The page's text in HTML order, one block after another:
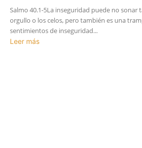
Salmo 40.1-5La inseguridad puede no sonar
orgullo o los celos, pero también es una
sentimientos de inseguridad...
Leer más